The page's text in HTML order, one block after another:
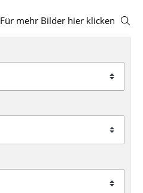
Für mehr Bilder hier klicken